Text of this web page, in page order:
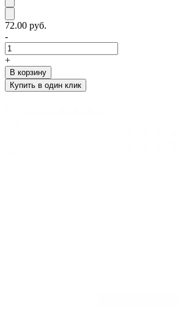
72.00 руб.
-
+
В корзину
Купить в один клик